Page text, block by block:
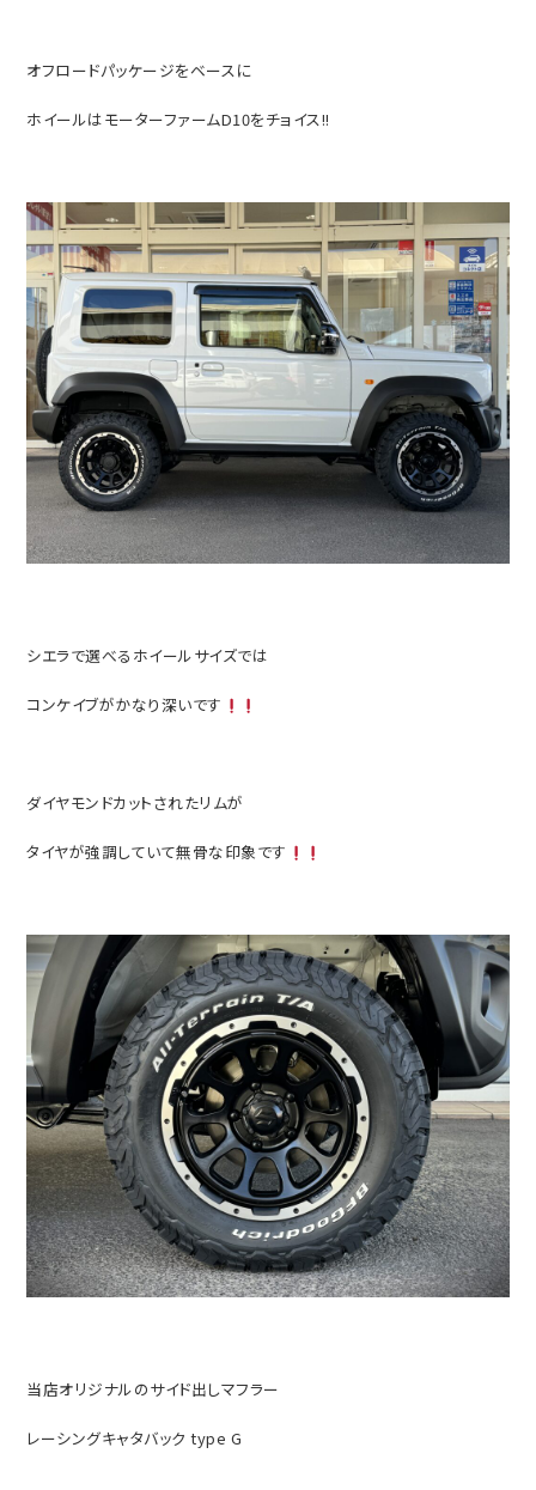
オフロードパッケージをベースに
ホイールはモーターファームD10をチョイス!!
シエラで選べるホイールサイズでは
コンケイブがかなり深いです
ダイヤモンドカットされたリムが
タイヤが強調していて無骨な印象です
当店オリジナルのサイド出しマフラー
レーシングキャタバック type G